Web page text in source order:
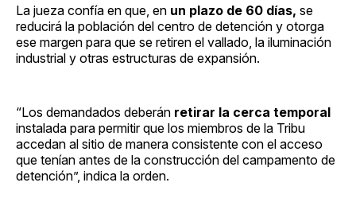
La jueza confía en que, en un plazo de 60 días, se
reducirá la población del centro de detención y otorga
ese margen para que se retiren el vallado, la iluminación
industrial y otras estructuras de expansión.
“Los demandados deberán retirar la cerca temporal
instalada para permitir que los miembros de la Tribu
accedan al sitio de manera consistente con el acceso
que tenían antes de la construcción del campamento de
detención”, indica la orden.